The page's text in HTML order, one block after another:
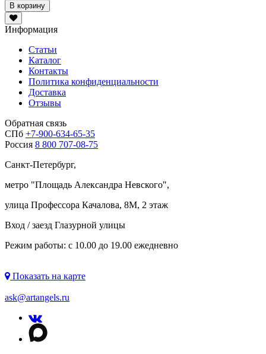
В корзину
Информация
Статьи
Каталог
Контакты
Политика конфиденциальности
Доставка
Отзывы
Обратная связь
СПб +7-900-634-65-35
Россия 8 800 707-08-75
Санкт-Петербург,
метро "Площадь Александра Невского",
улица Профессора Качалова, 8М, 2 этаж
Вход / заезд Глазурной улицы
Режим работы: с 10.00 до 19.00 ежедневно
Показать на карте
ask@artangels.ru